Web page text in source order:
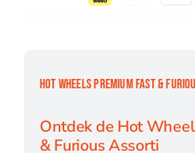
HOT WHEELS PREMIUM FAST &
Ontdek de Hot
& Furious Assorti